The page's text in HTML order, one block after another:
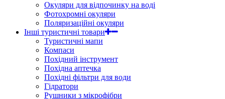
Окуляри для відпочинку на воді
Фотохромні окуляри
Поляризаційні окуляри
Інші туристичні товари
Туристичні мапи
Компаси
Похідний інструмент
Похідна аптечка
Похідні фільтри для води
Гідратори
Рушники з мікрофібри